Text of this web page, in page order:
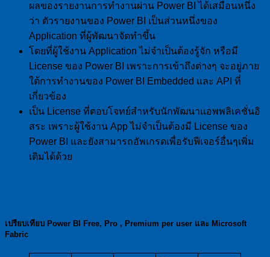
ผลของรายงานการทำงานผ่าน Power BI ได้เสมือนหนึ่ง
ว่า ตัวรายงานของ Power BI เป็นส่วนหนึ่งของ
Application ที่ผู้พัฒนาจัดทำขึ้น
โดยที่ผู้ใช้งาน Application ไม่จำเป็นต้องรู้จัก หรือมี
License ของ Power BI เพราะการเข้าถึงต่างๆ จะอยู่ภาย
ใต้การทำงานของ Power BI Embedded และ API ที่
เกี่ยวข้อง
เป็น License ที่ตอบโจทย์สำหรับนักพัฒนาแอพพลิเคชั่นอิ
สระ เพราะผู้ใช้งาน App ไม่จำเป็นต้องมี License ของ
Power BI และยังสามารถอัพเกรดเพื่อรับฟีเจอร์อื่นๆเพิ่ม
เติมได้ด้วย
เปรียบเทียบ Power BI Free, Pro , Premium per user และ Microsoft
Fabric